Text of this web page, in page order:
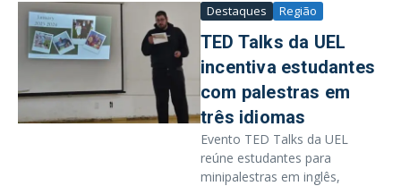
Destaques Região
TED Talks da UEL
incentiva estudantes
com palestras em
três idiomas
Evento TED Talks da UEL
reúne estudantes para
minipalestras em inglês,